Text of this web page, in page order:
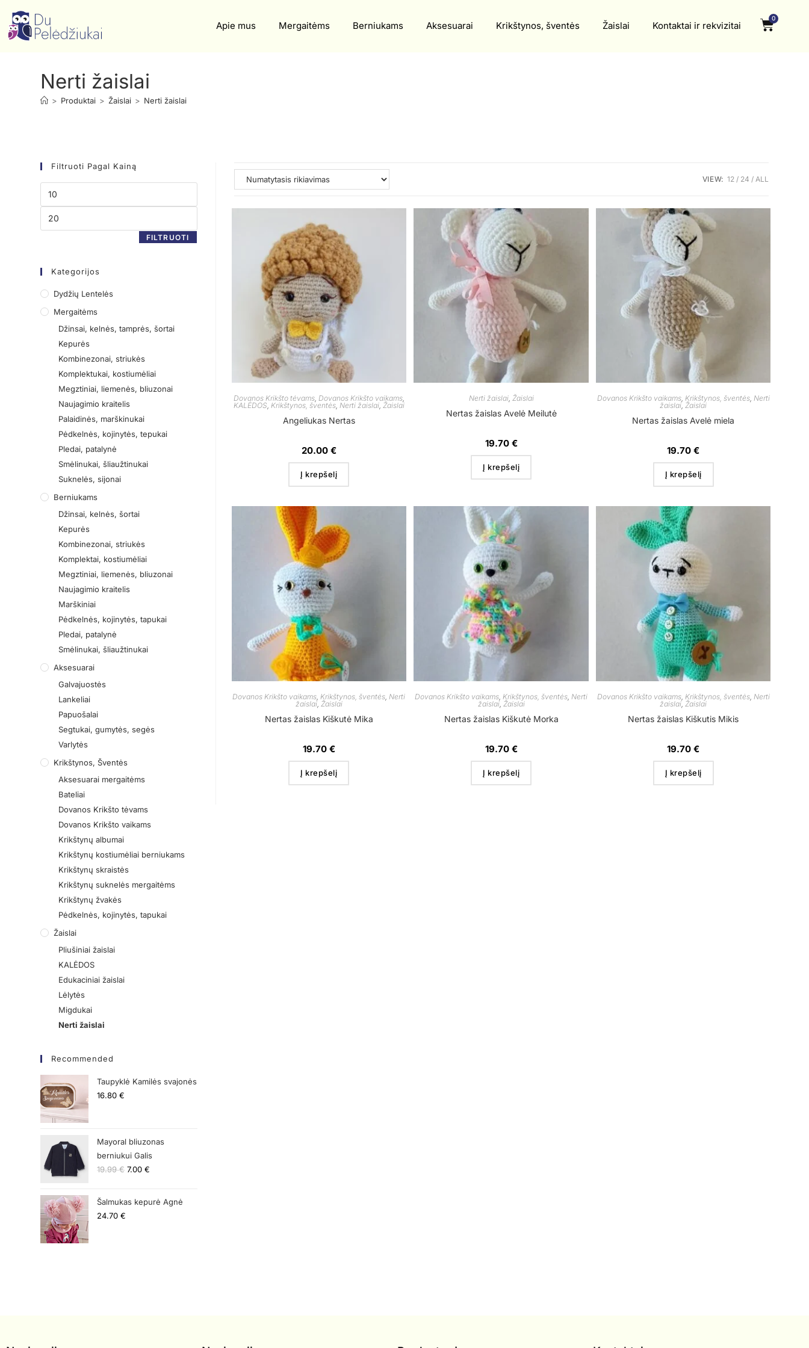
Apie mus Mergaitėms Berniukams Aksesuarai Krikštynos, šventės Žaislai Kontaktai ir rekvizitai
0
Nerti žaislai
> Produktai > Žaislai > Nerti žaislai
Filtruoti Pagal Kainą
FILTRUOTI
Kategorijos
Dydžių Lentelės
Mergaitėms
Džinsai, kelnės, tamprės, šortai
Kepurės
Kombinezonai, striukės
Komplektukai, kostiumėliai
Megztiniai, liemenės, bliuzonai
Naujagimio kraitelis
Palaidinės, marškinukai
Pėdkelnės, kojinytės, tepukai
Pledai, patalynė
Smėlinukai, šliaužtinukai
Suknelės, sijonai
Berniukams
Džinsai, kelnės, šortai
Kepurės
Kombinezonai, striukės
Komplektai, kostiumėliai
Megztiniai, liemenės, bliuzonai
Naujagimio kraitelis
Marškiniai
Pėdkelnės, kojinytės, tapukai
Pledai, patalynė
Smėlinukai, šliaužtinukai
Aksesuarai
Galvajuostės
Lankeliai
Papuošalai
Segtukai, gumytės, segės
Varlytės
Krikštynos, Šventės
Aksesuarai mergaitėms
Bateliai
Dovanos Krikšto tėvams
Dovanos Krikšto vaikams
Krikštynų albumai
Krikštynų kostiumėliai berniukams
Krikštynų skraistės
Krikštynų suknelės mergaitėms
Krikštynų žvakės
Pėdkelnės, kojinytės, tapukai
Žaislai
Pliušiniai žaislai
KALĖDOS
Edukaciniai žaislai
Lėlytės
Migdukai
Nerti žaislai
Recommended
Taupyklė Kamilės svajonės
16.80€
Mayoral bliuzonas
berniukui Galis
19.99€ 7.00€
Šalmukas kepurė Agnė
24.70€
VIEW: 12 24 ALL
Dovanos Krikšto tėvams, Dovanos Krikšto vaikams,
KALĖDOS Krikštynos, šventės, Nerti žaislai, Žaislai
Angeliukas Nertas
20.00 €
Į krepšelį
Nerti žaislai, Žaislai
Nertas žaislas Avelė Meilutė
19.70 €
Į krepšelį
Dovanos Krikšto vaikams, Krikštynos, šventės, Nerti
žaislai, Žaislai
Nertas žaislas Avelė miela
19.70€
Į krepšelį
Dovanos Krikšto vaikams Krikštynos, šventės Nerti
žaislai, Žaislai
Nertas žaislas Kiškutė Mika
19.70 €
Į krepšelį
Dovanos Krikšto vaikams Krikštynos, šventės Nerti
žaislai, Žaislai
Nertas žaislas Kiškutė Morka
19.70 €
Į krepšelį
Dovanos Krikšto vaikams, Krikštynos, šventės, Nerti
žaislai, Žaislai
Nertas žaislas Kiškutis Mikis
19.70€
Į krepšelį